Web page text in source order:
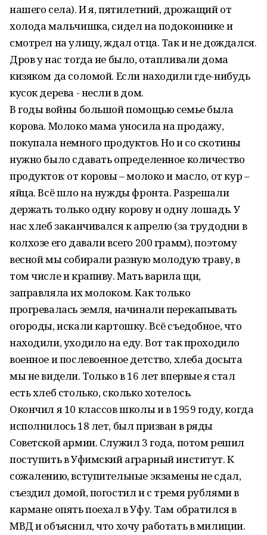
нашего села). И я, пятилетний, дрожащий от
холода мальчишка, сидел на подоконнике и
смотрел на улицу, ждал отца. Так и не дождался.
Дров у нас тогда не было, отапливали дома
кизяком да соломой. Если находили где-нибудь
кусок дерева - несли в дом.
В годы войны большой помощью семье была
корова. Молоко мама уносила на продажу,
покупала немного продуктов. Но и со скотины
нужно было сдавать определенное количество
продуктов: от коровы – молоко и масло, от кур –
яйца. Всё шло на нужды фронта. Разрешали
держать только одну корову и одну лошадь. У
нас хлеб заканчивался к апрелю (за трудодни в
колхозе его давали всего 200 грамм), поэтому
весной мы собирали разную молодую траву, в
том числе и крапиву. Мать варила щи,
заправляла их молоком. Как только
прогревалась земля, начинали перекапывать
огороды, искали картошку. Всё съедобное, что
находили, уходило на еду. Вот так проходило
военное и послевоенное детство, хлеба досыта
мы не видели. Только в 16 лет впервые я стал
есть хлеб столько, сколько хотелось.
Окончил я 10 классов школы и в 1959 году, когда
исполнилось 18 лет, был призван в ряды
Советской армии. Служил 3 года, потом решил
поступить в Уфимский аграрный институт. К
сожалению, вступительные экзамены не сдал,
съездил домой, погостил и с тремя рублями в
кармане опять поехал в Уфу. Там обратился в
МВД и объяснил, что хочу работать в милиции.